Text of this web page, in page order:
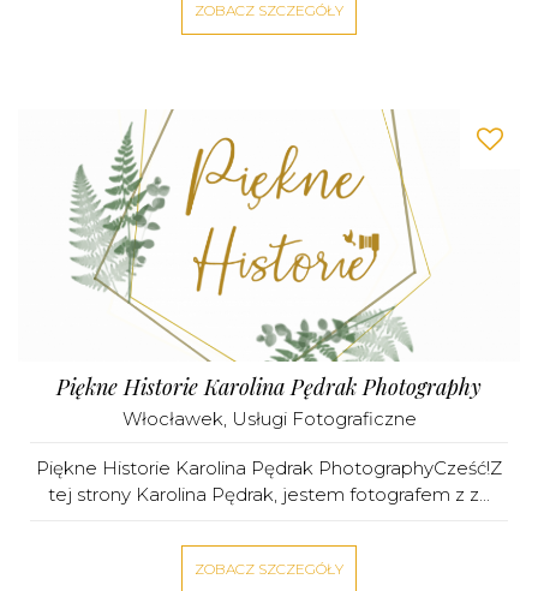
ZOBACZ SZCZEGÓŁY
Piękne Historie Karolina Pędrak Photography
Włocławek, Usługi Fotograficzne
Piękne Historie Karolina Pędrak PhotographyCześć!Z
tej strony Karolina Pędrak, jestem fotografem z z...
ZOBACZ SZCZEGÓŁY